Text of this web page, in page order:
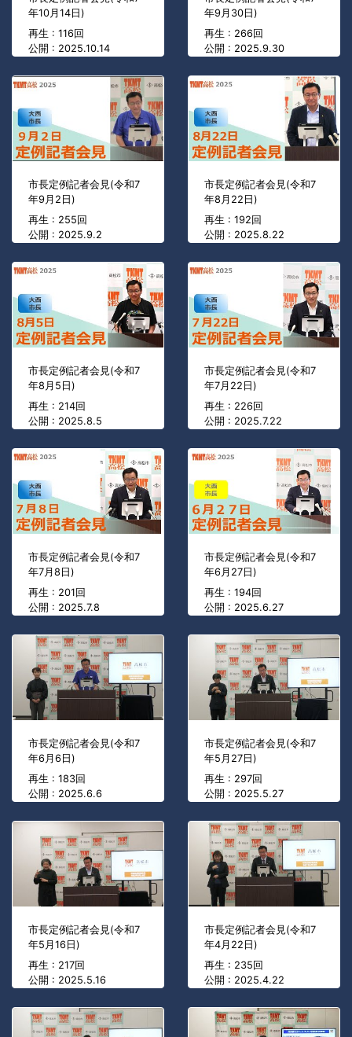
年10月14日)
再生 : 116回
公開 : 2025.10.14
年9月30日)
再生 : 266回
公開 : 2025.9.30
市長定例記者会見(令和7
年9月2日)
再生 : 255回
公開 : 2025.9.2
市長定例記者会見(令和7
年8月22日)
再生 : 192回
公開 : 2025.8.22
市長定例記者会見(令和7
年8月5日)
再生 : 214回
公開 : 2025.8.5
市長定例記者会見(令和7
年7月22日)
再生 : 226回
公開 : 2025.7.22
市長定例記者会見(令和7
年7月8日)
再生 : 201回
公開 : 2025.7.8
市長定例記者会見(令和7
年6月27日)
再生 : 194回
公開 : 2025.6.27
市長定例記者会見(令和7
年6月6日)
再生 : 183回
公開 : 2025.6.6
市長定例記者会見(令和7
年5月27日)
再生 : 297回
公開 : 2025.5.27
市長定例記者会見(令和7
年5月16日)
再生 : 217回
公開 : 2025.5.16
市長定例記者会見(令和7
年4月22日)
再生 : 235回
公開 : 2025.4.22